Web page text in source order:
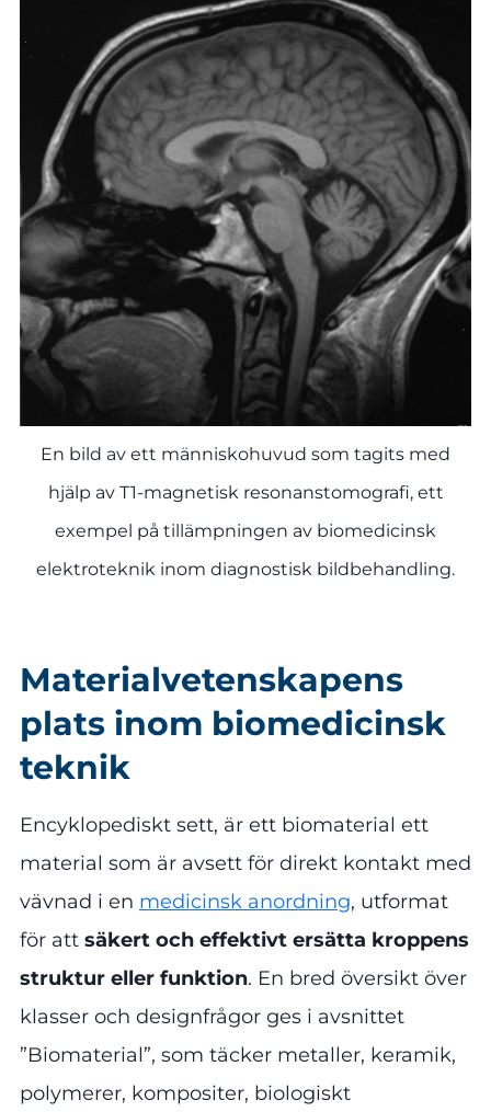
En bild av ett människohuvud som tagits med
hjälp av T1-magnetisk resonanstomografi, ett
exempel på tillämpningen av biomedicinsk
elektroteknik inom diagnostisk bildbehandling.
Materialvetenskapens
plats inom biomedicinsk
teknik
Encyklopediskt sett, är ett biomaterial ett
material som är avsett för direkt kontakt med
vävnad i en medicinsk anordning, utformat
för att säkert och effektivt ersätta kroppens
struktur eller funktion. En bred översikt över
klasser och designfrågor ges i avsnittet
”Biomaterial”, som täcker metaller, keramik,
polymerer, kompositer, biologiskt